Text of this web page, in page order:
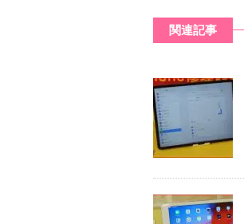
関連記事